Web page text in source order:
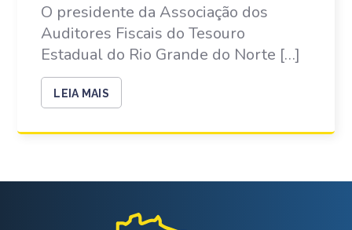
O presidente da Associação dos
Auditores Fiscais do Tesouro
Estadual do Rio Grande do Norte […]
LEIA MAIS